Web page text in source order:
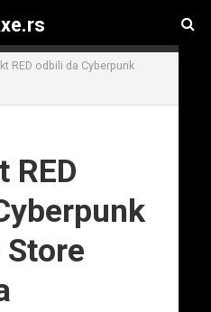
RED odbili da Cyberpunk
RED
Store